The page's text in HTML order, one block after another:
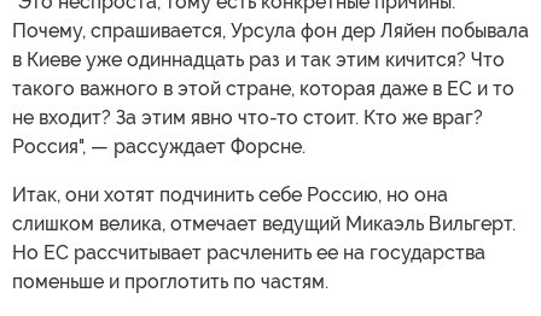
Почему, спрашивается, Урсула фон дер Ляйен побывала
в Киеве уже одиннадцать раз и так этим кичится? Что
такого важного в этой стране, которая даже в ЕС и то
не входит? За этим явно что-то стоит. Кто же враг?
Россия", — рассуждает Форсне.
Итак, они хотят подчинить себе Россию, но она
слишком велика, отмечает ведущий Микаэль Вильгерт.
Но ЕС рассчитывает расчленить ее на государства
поменьше и проглотить по частям.